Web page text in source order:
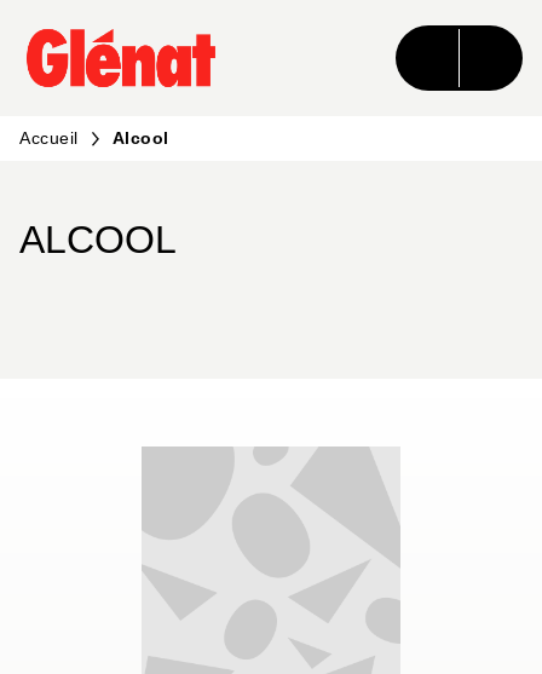
MENU RECHERCHE CONTENU
PIED DE PAGE
Accueil Alcool
ALCOOL